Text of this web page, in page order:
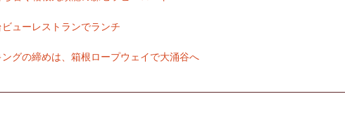
ューレストランでランチ
グの締めは、箱根ロープウェイで大涌谷へ